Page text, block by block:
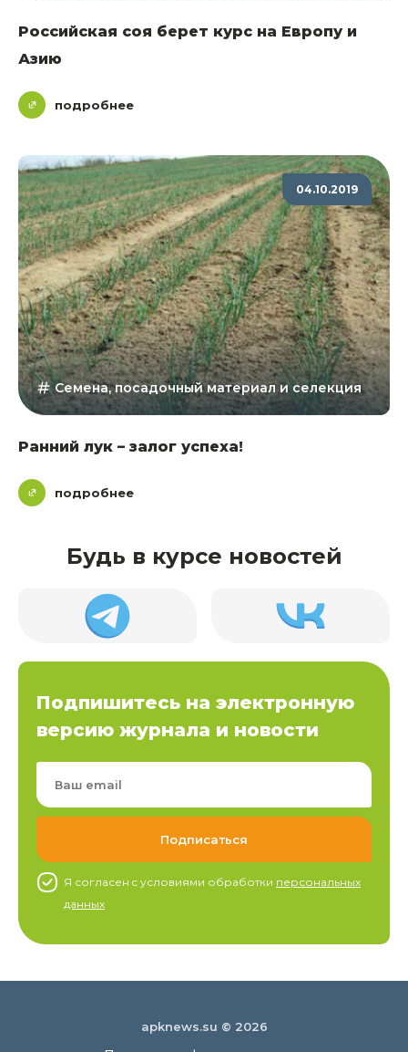
Российская соя берет курс на Европу и
Азию
подробнее
04.10.2019
Семена, посадочный материал и селекция
Ранний лук – залог успеха!
подробнее
Будь в курсе новостей
Подпишитесь на электронную
версию журнала и новости
Я согласен c условиями обработки персональных
данных
apknews.su © 2026